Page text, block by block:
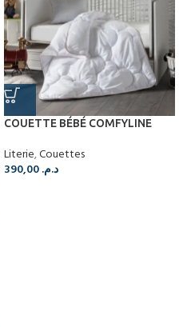
COUETTE BÉBÉ COMFYLINE
Literie,Couettes
د.م.